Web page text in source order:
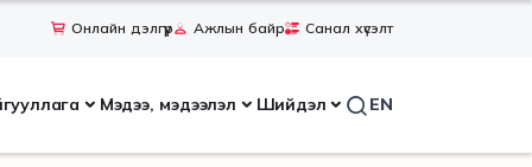
Онлайн дэлгүүр Ажлын байр Санал хүсэлт
Мэдээ, мэдээлэл Шийдэл EN